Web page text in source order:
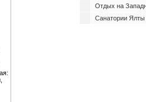
Отдых на
Санатории Ялты